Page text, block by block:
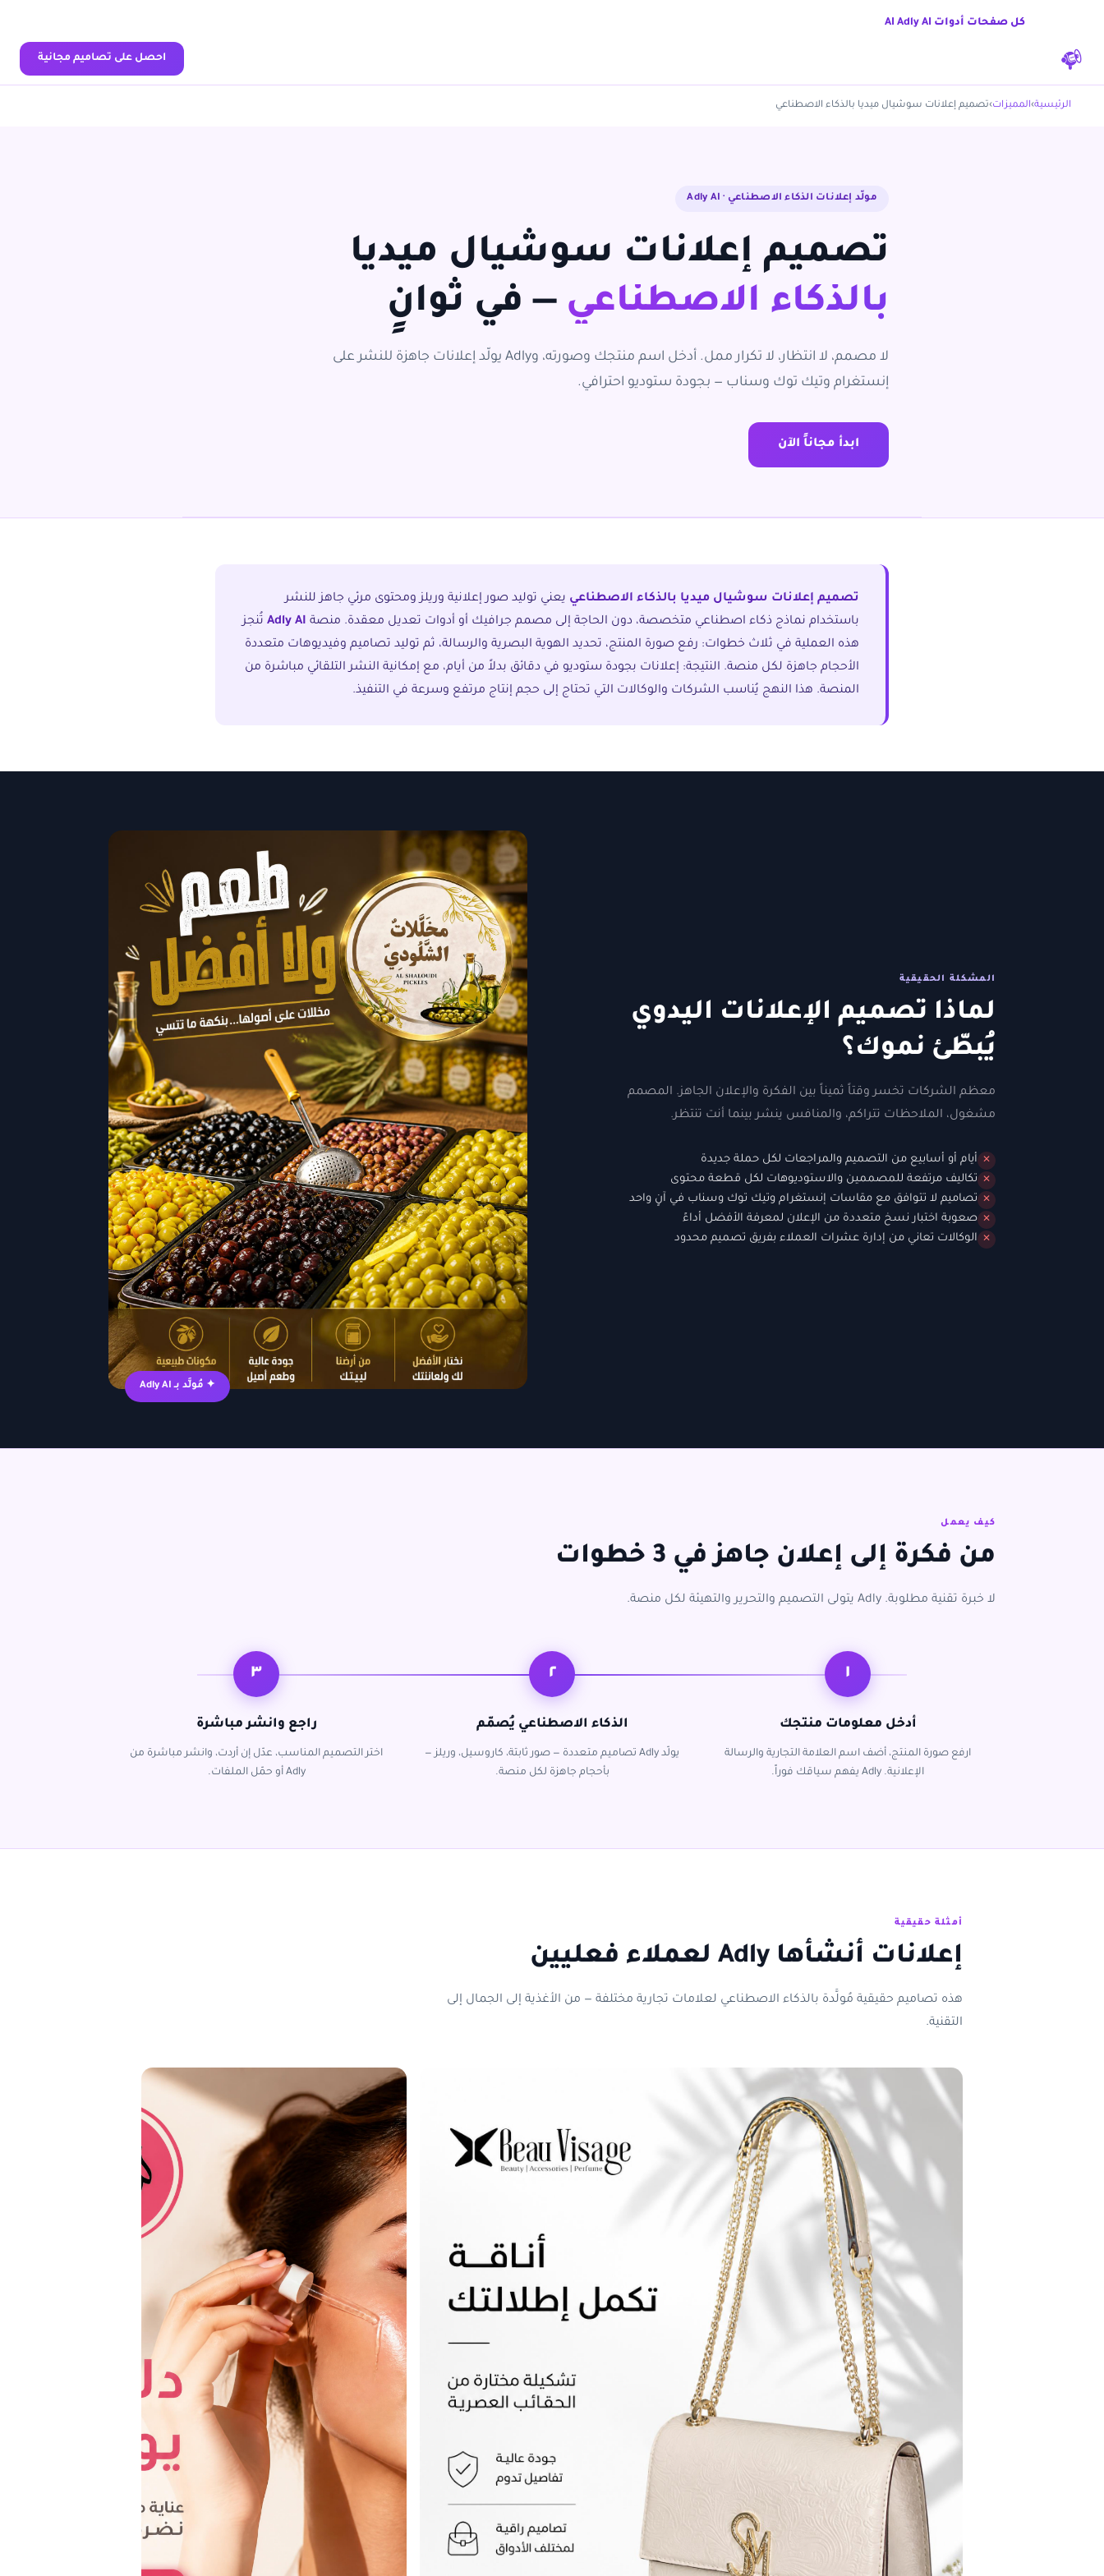
كل صفحات أدوات AI Adly AI
احصل على تصاميم مجانية
الرئيسية›المميزات›تصميم إعلانات سوشيال ميديا بالذكاء الاصطناعي
مولّد إعلانات الذكاء الاصطناعي · Adly AI
تصميم إعلانات سوشيال ميديا
بالذكاء الاصطناعي — في ثوانٍ
لا مصمم، لا انتظار، لا تكرار ممل. أدخل اسم منتجك وصورته، وAdly يولّد إعلانات جاهزة للنشر على
إنستغرام وتيك توك وسناب — بجودة ستوديو احترافي.
ابدأ مجاناً الآن
تصميم إعلانات سوشيال ميديا بالذكاء الاصطناعي يعني توليد صور إعلانية وريلز ومحتوى مرئي جاهز للنشر
باستخدام نماذج ذكاء اصطناعي متخصصة، دون الحاجة إلى مصمم جرافيك أو أدوات تعديل معقدة. منصة Adly AI تُنجز
هذه العملية في ثلاث خطوات: رفع صورة المنتج، تحديد الهوية البصرية والرسالة، ثم توليد تصاميم وفيديوهات متعددة
الأحجام جاهزة لكل منصة. النتيجة: إعلانات بجودة ستوديو في دقائق بدلاً من أيام، مع إمكانية النشر التلقائي مباشرة من
المنصة. هذا النهج يُناسب الشركات والوكالات التي تحتاج إلى حجم إنتاج مرتفع وسرعة في التنفيذ.
المشكلة الحقيقية
لماذا تصميم الإعلانات اليدوي
يُبطّئ نموك؟
معظم الشركات تخسر وقتاً ثميناً بين الفكرة والإعلان الجاهز. المصمم
مشغول، الملاحظات تتراكم، والمنافس ينشر بينما أنت تنتظر.
✕ أيام أو أسابيع من التصميم والمراجعات لكل حملة جديدة
✕ تكاليف مرتفعة للمصممين والاستوديوهات لكل قطعة محتوى
✕ تصاميم لا تتوافق مع مقاسات إنستغرام وتيك توك وسناب في آنٍ واحد
✕ صعوبة اختبار نسخ متعددة من الإعلان لمعرفة الأفضل أداءً
✕ الوكالات تعاني من إدارة عشرات العملاء بفريق تصميم محدود
✦ مُولَّد بـ Adly AI
كيف يعمل
من فكرة إلى إعلان جاهز في 3 خطوات
لا خبرة تقنية مطلوبة. Adly يتولى التصميم والتحرير والتهيئة لكل منصة.
١
أدخل معلومات منتجك
ارفع صورة المنتج، أضف اسم العلامة التجارية والرسالة
الإعلانية. Adly يفهم سياقك فوراً.
٢
الذكاء الاصطناعي يُصمّم
يولّد Adly تصاميم متعددة — صور ثابتة، كاروسيل، وريلز —
بأحجام جاهزة لكل منصة.
٣
راجع وانشر مباشرة
اختر التصميم المناسب، عدّل إن أردت، وانشر مباشرة من
Adly أو حمّل الملفات.
أمثلة حقيقية
إعلانات أنشأها Adly لعملاء فعليين
هذه تصاميم حقيقية مُولَّدة بالذكاء الاصطناعي لعلامات تجارية مختلفة — من الأغذية إلى الجمال إلى
التقنية.